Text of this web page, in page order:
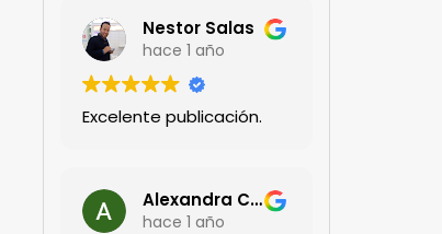
técnicas. Gracias por
mantenernos al día.mil
GRACIAS
Nestor Salas
hace 1 año
Excelente publicación.
Alexandra Castillo
hace 1 año